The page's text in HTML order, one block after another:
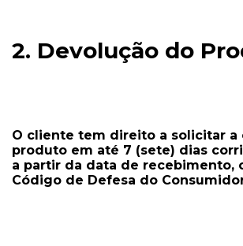
2. Devolução do
O cliente tem direito a solicitar a
produto em até 7 (sete) dias
a partir da data de recebimento,
Código de Defesa do